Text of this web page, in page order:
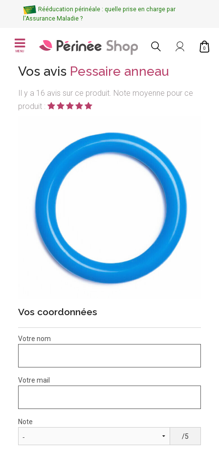
Rééducation périnéale : quelle prise en charge par
l'Assurance Maladie ?
MENU
0
Vos avis Pessaire anneau
Il y a 16 avis sur ce produit. Note moyenne pour ce
produit :
Vos coordonnées
Votre nom
Votre mail
Note
/5